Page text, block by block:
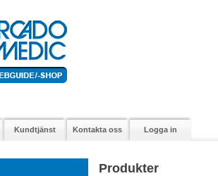
Kundtjänst Kontakta oss Logga in
Produkter